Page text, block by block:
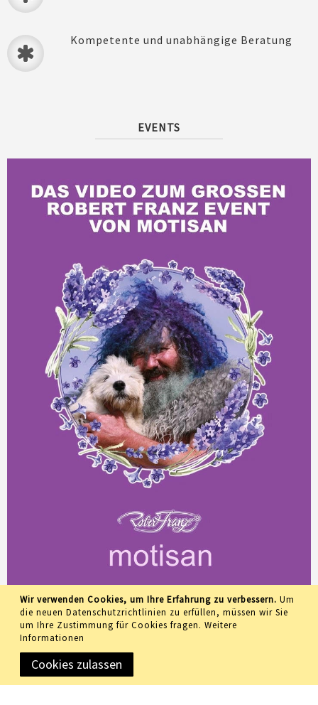
Wir verwenden Cookies, um Ihre Erfahrung zu verbessern. Um
die neuen Datenschutzrichtlinien zu erfüllen, müssen wir Sie
um Ihre Zustimmung für Cookies fragen. Weitere
Informationen
Cookies zulassen
Kompetente und unabhängige Beratung
EVENTS
Copyright © 2019 Meidemo GmbH • All rights reserved •
Designated trademarks and brands are the property of their